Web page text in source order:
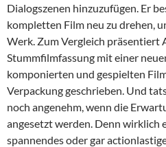
Dialogszenen hinzuzufügen. Er
kompletten Film neu zu drehen,
Werk. Zum Vergleich präsentiert
Stummfilmfassung mit einer
komponierten und gespielten
Verpackung geschrieben. Und
noch angenehm, wenn die
angesetzt werden. Denn wirklich
spannendes oder gar